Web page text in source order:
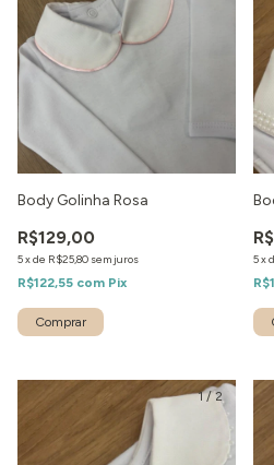
Body Golinha Rosa
R$129,00
5xde R$25,80 sem juros
R$122,55 com Pix
5x
1/2